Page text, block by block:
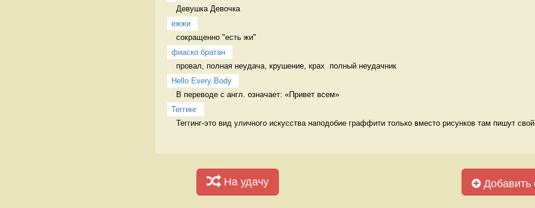
Девушка Девочка
ежжи
сокращенно "есть жи"
фиаско братан
провал, полная неудача, крушение, крах  полный неудачник
Hello Every Body
В переводе с англ. означает: «Привет всем»
Теггинг
Теггинг-это вид уличного искусства наподобие граффити только вместо рисунков там пишут свой
На удачу Добавить